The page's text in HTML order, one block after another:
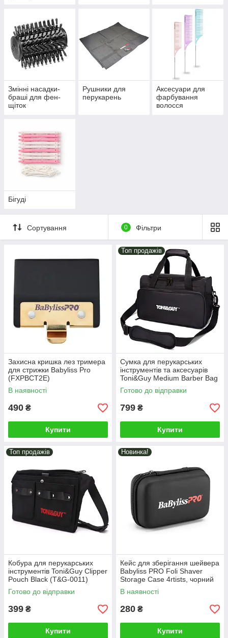
Змінні насадки-
браші для фен-
щіток
Рушники для
перукарень
Аксесуари для
фарбування
волосся
Бігуді
Сортування 0 Фільтри
Захисна кришка лез тримера
для стрижки Babyliss Pro
(FXPBCT2E)
В наявності
490 ₴
Купити
Топ продажів
Сумка для перукарських
інструментів та аксесуарів
Toni&Guy Medium Barber Bag
Black (T&G-0002)
Готово до відправки
799 ₴
Купити
Топ продажів
Кобура для перукарських
інструментів Toni&Guy Clipper
Pouch Black (T&G-0011)
Готово до відправки
399 ₴
Купити
Новинка!
Кейс для зберігання шейвера
Babyliss PRO Foli Shaver
Storage Case 4rtists, чорний
(M4394E)
В наявності
280 ₴
Купити